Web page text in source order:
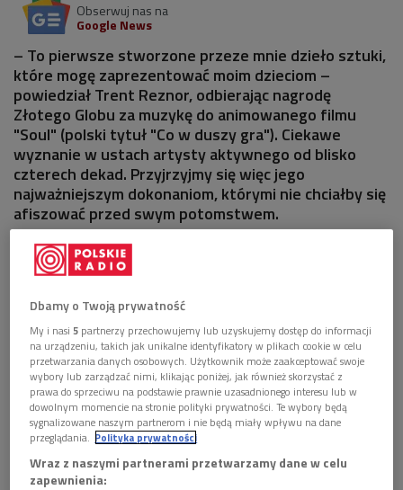
Obserwuj nas na
Google News
– To pierwsze stworzone przeze mnie dzieło sztuki,
które mogę zaprezentować moim dzieciom –
powiedział Trent Reznor, odbierając nagrodę
Złotego Globu za muzykę do animowanego filmu
"Soul" (polski tytuł "Co w duszy gra"). Ciekawe
wyznanie w ustach artysty aktywnego od blisko
czterech dekad. Przyjrzyjmy się więc jego
najważniejszym dokonaniom, którymi nie chciałby się
afiszować przed swym potomstwem.
Trent Reznor (Nine Inch Nails)
Dbamy o Twoją prywatność
My i nasi5 partnerzy przechowujemy lub uzyskujemy dostęp do informacji
na urządzeniu, takich jak unikalne identyfikatory w plikach cookie w celu
przetwarzania danych osobowych. Użytkownik może zaakceptować swoje
wybory lub zarządzać nimi, klikając poniżej, jak również skorzystać z
prawa do sprzeciwu na podstawie prawnie uzasadnionego interesu lub w
dowolnym momencie na stronie polityki prywatności. Te wybory będą
sygnalizowane naszym partnerom i nie będą miały wpływu na dane
przeglądania. Polityka prywatności
Wraz z naszymi partnerami przetwarzamy dane w celu
zapewnienia: